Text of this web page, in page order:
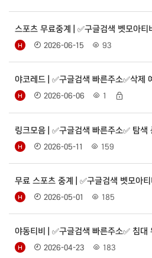
스포츠 무료중계 | ✅구글검색 벳모아
2026-06-15 93
야코레드 | ✅구글검색 빠른주소✅삭제
2026-06-06 1
링크모음 | ✅구글검색 빠른주소✅ 탐
2026-05-11 159
무료 스포츠 중계 | ✅구글검색 벳모아
2026-05-01 185
야동티비 | ✅구글검색 빠른주소✅ 침
2026-04-23 183